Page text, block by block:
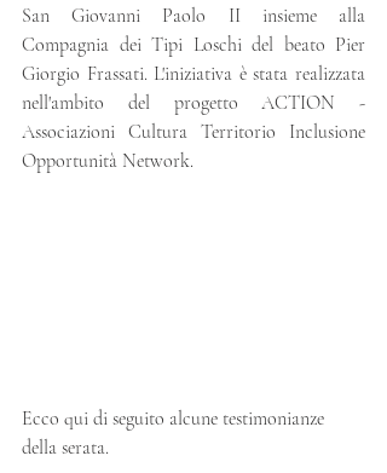
San Giovanni Paolo II insieme alla
Compagnia dei Tipi Loschi del beato Pier
Giorgio Frassati. L'iniziativa è stata realizzata
nell'ambito del progetto ACTION -
Associazioni Cultura Territorio Inclusione
Opportunità Network.
Ecco qui di seguito alcune testimonianze
della serata.